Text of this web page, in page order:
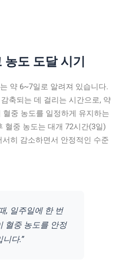
도 도달 시기
약 6~7일로 알려져 있습니다.
축되는 데 걸리는 시간으로, 약
중 농도를 일정하게 유지하는
혈중 농도는 대개 72시간(3일)
히 감소하면서 안정적인 수준
, 일주일에 한 번
혈중 농도를 안정
다.”